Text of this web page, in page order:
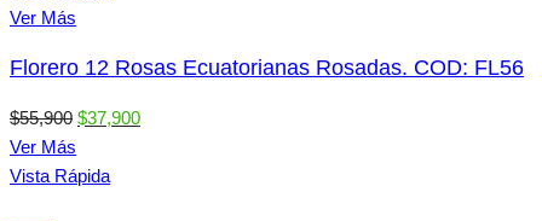
Ver Más
Florero 12 Rosas Ecuatorianas Rosadas. COD: FL56
$55,900 El
original
$37,900El
Ver Más
Vista Rápida